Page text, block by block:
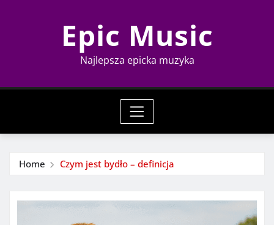
Epic Music
Najlepsza epicka muzyka
Home Czym jest bydło – definicja